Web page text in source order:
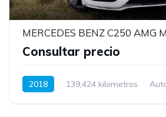
MERCEDES BENZ C250 AMG
Consultar precio
2018 139,424 kilometros